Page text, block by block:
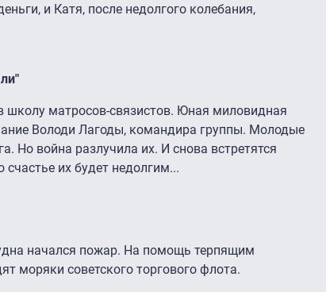
и Катя, после недолгого колебания,
школу матросов-связистов. Юная миловидная
Володи Лагоды, командира группы. Молодые
Но война разлучила их. И снова встретятся
счастье их будет недолгим...
начался пожар. На помощь терпящим
моряки советского торгового флота.